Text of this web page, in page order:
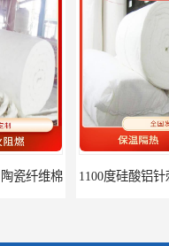
瓷纤维棉